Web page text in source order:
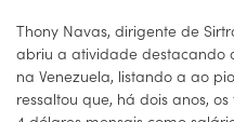
Thony Navas, dirigente de
abriu a atividade destacando
na Venezuela, listando a ao
ressaltou que, há dois anos,